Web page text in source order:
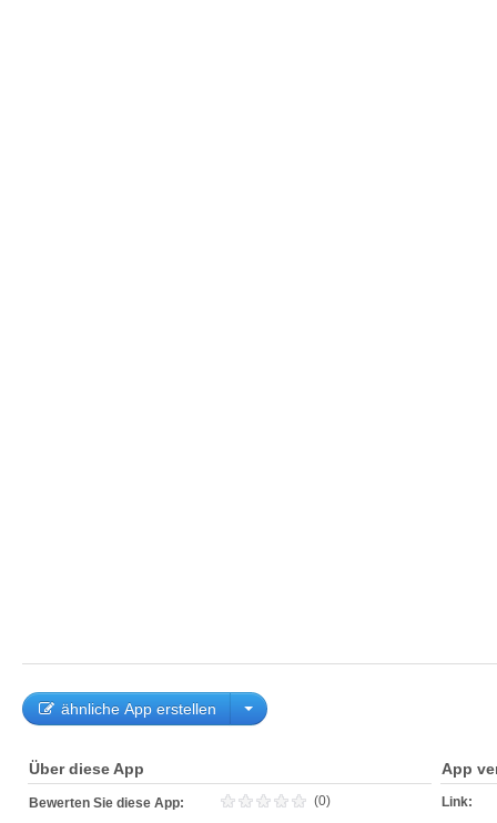
ähnliche App erstellen
Über diese App
Bewerten Sie diese App: (0)
App
Link: